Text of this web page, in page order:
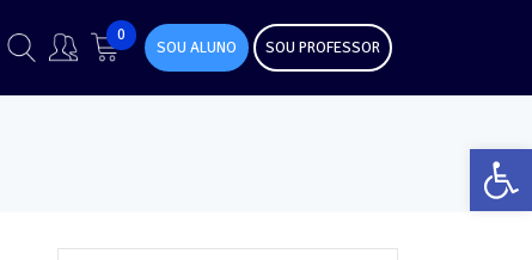
0
SOU ALUNO SOU PROFESSOR